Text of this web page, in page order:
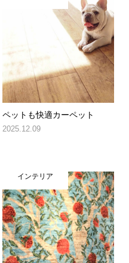
ペットも快適カーペット
2025.12.09
インテリア